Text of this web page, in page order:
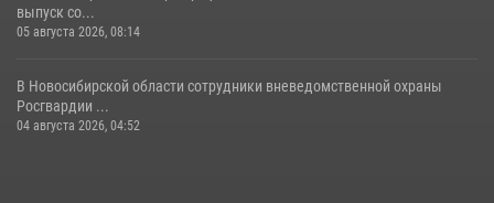
выпуск со...
05 августа 2026, 08:14
В Новосибирской области сотрудники вневедомственной охраны
Росгвардии ...
04 августа 2026, 04:52